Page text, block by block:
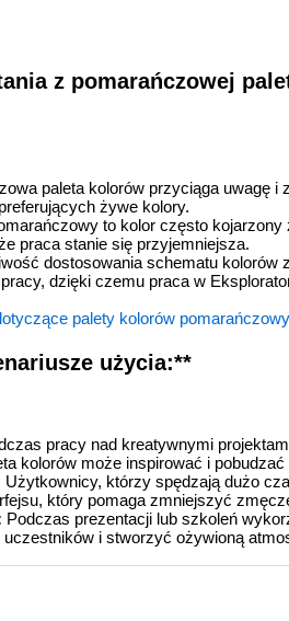
z pomarańczowej
paleta kolorów przyciąga uwagę
żywe kolory.
to kolor często
praca stanie się przyjemniejsza.
dostosowania schematu kolorów
dzięki czemu praca w
palety kolorów
użycia:**
pracy nad kreatywnymi
kolorów może inspirować i
Użytkownicy, którzy spędzają dużo
który pomaga zmniejszyć
Podczas prezentacji lub szkoleń
i stworzyć ożywioną